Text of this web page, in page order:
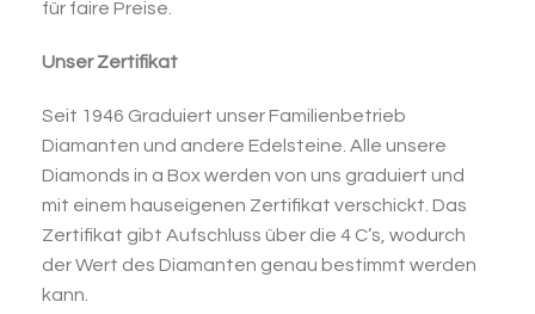
für faire Preise.
Unser Zertifikat
Seit 1946 Graduiert unser Familienbetrieb
Diamanten und andere Edelsteine. Alle unsere
Diamonds in a Box werden von uns graduiert und
mit einem hauseigenen Zertifikat verschickt. Das
Zertifikat gibt Aufschluss über die 4 C’s, wodurch
der Wert des Diamanten genau bestimmt werden
kann.